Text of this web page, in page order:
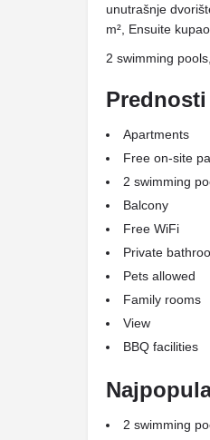
unutrašnje
m², Ensuite
2 swimming
Apartments
Free on-site
2 swimming
Balcony
Free WiFi
Private
Pets allowed
Family rooms
View
BBQ facilities
2 swimming